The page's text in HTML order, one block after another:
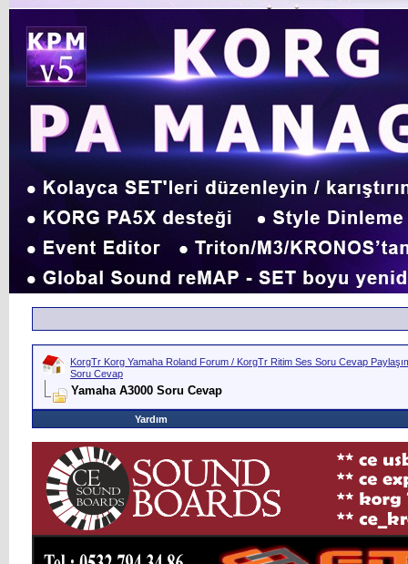
KorgTr Korg Yamaha Roland Forum / KorgTr Ritim Ses Soru Cevap
Soru Cevap
Yamaha A3000 Soru Cevap
Yardım